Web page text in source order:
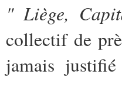
" Liège,
collectif de
jamais